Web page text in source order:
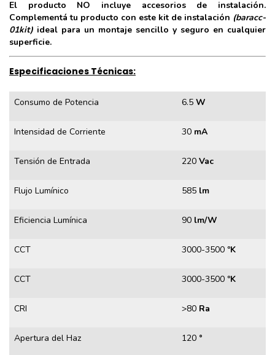
El producto NO incluye accesorios de instalación.
Complementá tu producto con este kit de instalación (baracc-
01kit) ideal para un montaje sencillo y seguro en cualquier
superficie.
Especificaciones Técnicas:
Consumo de Potencia 6.5 W
Intensidad de Corriente 30 mA
Tensión de Entrada 220 Vac
Flujo Lumínico 585 lm
Eficiencia Lumínica 90 lm/W
CCT 3000-3500 ºK
CCT 3000-3500 ºK
CRI >80 Ra
Apertura del Haz 120 °